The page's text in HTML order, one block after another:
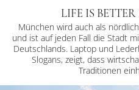
LIFE IS
München wird auch als
und ist auf jeden Fall die Stadt
Deutschlands. Laptop und
Slogans, zeigt, dass
Traditionen